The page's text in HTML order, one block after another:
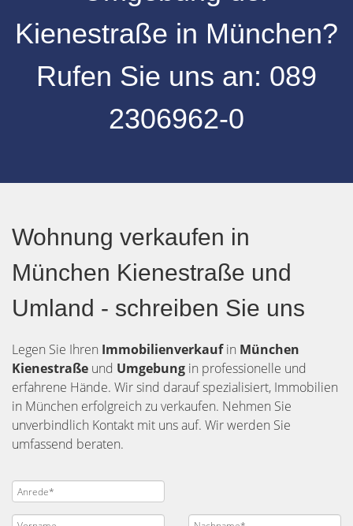
Kienestraße in München?
Rufen Sie uns an: 089
2306962-0
Wohnung verkaufen in
München Kienestraße und
Umland - schreiben Sie uns
Legen Sie Ihren Immobilienverkaufin München
Kienestraße und Umgebung in professionelle und
erfahrene Hände. Wir sind darauf spezialisiert, Immobilien
in München erfolgreich zu verkaufen. Nehmen Sie
unverbindlich Kontakt mit uns auf. Wir werden Sie
umfassend beraten.